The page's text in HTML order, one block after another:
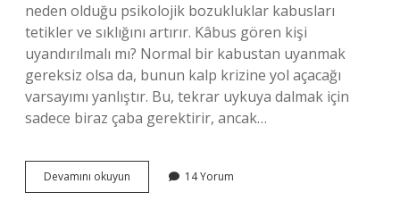
neden olduğu psikolojik bozukluklar kabusları
tetikler ve sıklığını artırır. Kâbus gören kişi
uyandırılmalı mı? Normal bir kabustan uyanmak
gereksiz olsa da, bunun kalp krizine yol açacağı
varsayımı yanlıştır. Bu, tekrar uykuya dalmak için
sadece biraz çaba gerektirir, ancak…
Devamını okuyun
Gören
14 Yorum